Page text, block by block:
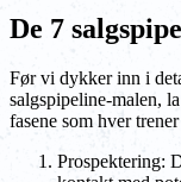
De 7
Før vi dykker inn i
salgspipeline-malen,
fasene som hver
Prospektering: